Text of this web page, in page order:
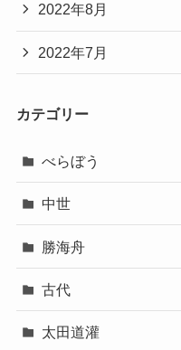
2022年8月
2022年7月
カテゴリー
べらぼう
中世
勝海舟
古代
太田道灌